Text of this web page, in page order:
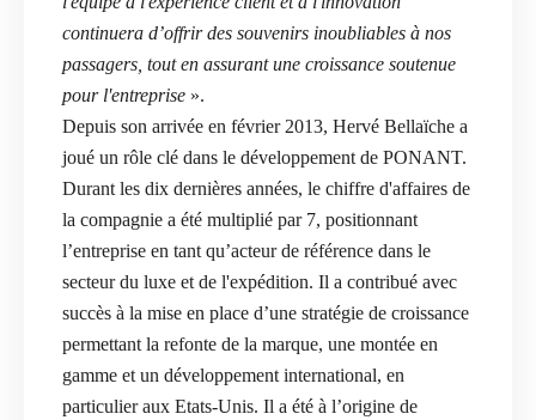
continuera d’offrir des souvenirs inoubliables à nos
passagers, tout en assurant une croissance soutenue
pour l'entreprise ».
Depuis son arrivée en février 2013, Hervé Bellaïche a
joué un rôle clé dans le développement de PONANT.
Durant les dix dernières années, le chiffre d'affaires de
la compagnie a été multiplié par 7, positionnant
l’entreprise en tant qu’acteur de référence dans le
secteur du luxe et de l'expédition. Il a contribué avec
succès à la mise en place d’une stratégie de croissance
permettant la refonte de la marque, une montée en
gamme et un développement international, en
particulier aux Etats-Unis. Il a été à l’origine de